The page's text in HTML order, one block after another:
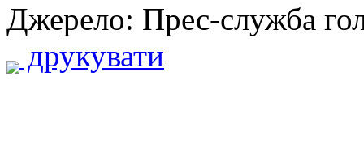
Джерело: Прес-служба
друкувати